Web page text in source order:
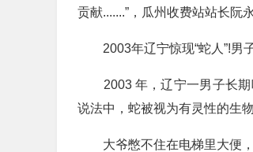
贡献.......”，瓜州收费站站长阮
2003年辽宁惊现“蛇人”!男
2003 年，辽宁一男子长期
说法中，蛇被视为有灵性的生
大爷憋不住在电梯里大便，